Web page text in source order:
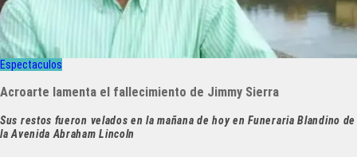
Espectaculos
Acroarte lamenta el fallecimiento de Jimmy Sierra
Sus restos fueron velados en la mañana de hoy en Funeraria Blandino de
la Avenida Abraham Lincoln